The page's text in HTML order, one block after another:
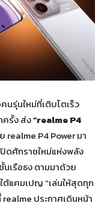
รุ่นใหม่ที่เติบโตเร็ว
ครั้ง ส่ง“realme P4
realme P4 Power มา
ปิดศักราชใหม่แห่งพลัง
เรือธง ตามมาด้วย
ต้แคมเปญ “เล่นให้สุดทุก
realme ประกาศเดินหน้า